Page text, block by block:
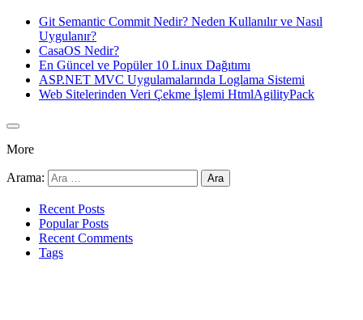
Git Semantic Commit Nedir? Neden Kullanılır ve Nasıl
Uygulanır?
CasaOS Nedir?
En Güncel ve Popüler 10 Linux Dağıtımı
ASP.NET MVC Uygulamalarında Loglama Sistemi
Web Sitelerinden Veri Çekme İşlemi HtmlAgilityPack
More
Arama:
Recent Posts
Popular Posts
Recent Comments
Tags